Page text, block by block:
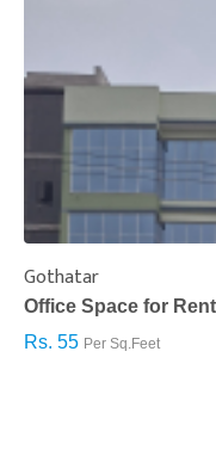
Gothatar
Office Space for
Rs. 55 Per Sq.Feet